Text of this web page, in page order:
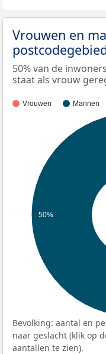
Vrouwen en
50% van de
staat als vrouw
Vrouwen Mannen
50%
Bevolking: aantal en
naar geslacht (klik op
aantallen te zien).